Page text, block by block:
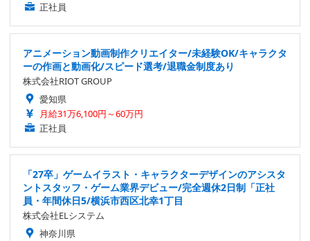
正社員
アニメーション動画制作クリエイター/未経験OK/キャラクタ
ーの作画と動画化/スピード選考/退職金制度あり
株式会社RIOT GROUP
愛知県
月給31万6,100円～60万円
正社員
「27卒」ゲームイラスト・キャラクターデザインのアシスタ
ントスタッフ・ゲーム業界デビュー/完全週休2日制「正社
員・年間休日5/横浜市西区北幸1丁目
株式会社ELシステム
神奈川県